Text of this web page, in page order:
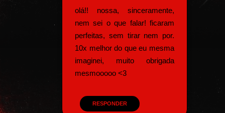
olá!! nossa, sinceramente,
nem sei o que falar! ficaram
perfeitas, sem tirar nem por.
10x melhor do que eu mesma
imaginei, muito obrigada
mesmooooo <3
RESPONDER